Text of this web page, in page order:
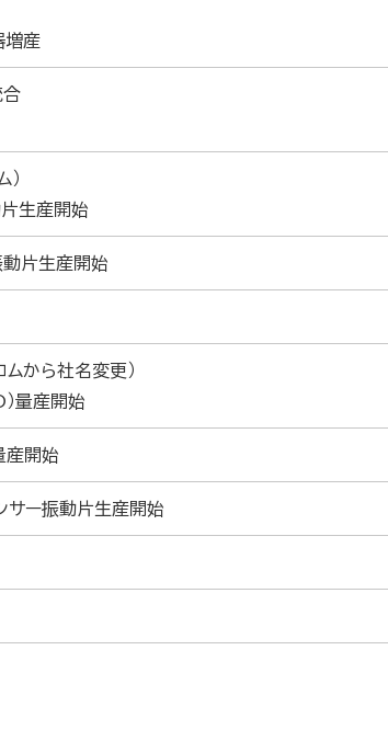
増産
合
）
生産開始
動片生産開始
ムから社名変更）
量産開始
産開始
サー振動片生産開始